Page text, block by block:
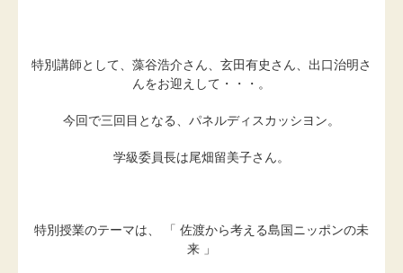
特別講師として、藻谷浩介さん、玄田有史さん、出口治明さ
んをお迎えして・・・。
今回で三回目となる、パネルディスカッシヨン。
学級委員長は尾畑留美子さん。
特別授業のテーマは、 「 佐渡から考える島国ニッポンの未
来 」